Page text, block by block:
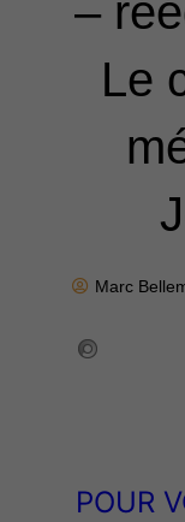
–
Le
Marc
POUR